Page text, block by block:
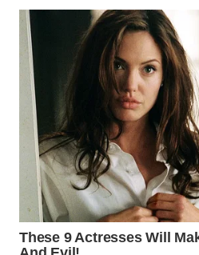
WN
TANGERANG
BINJAI
WN
CIREBON
WN
INDRAMAYU
WN